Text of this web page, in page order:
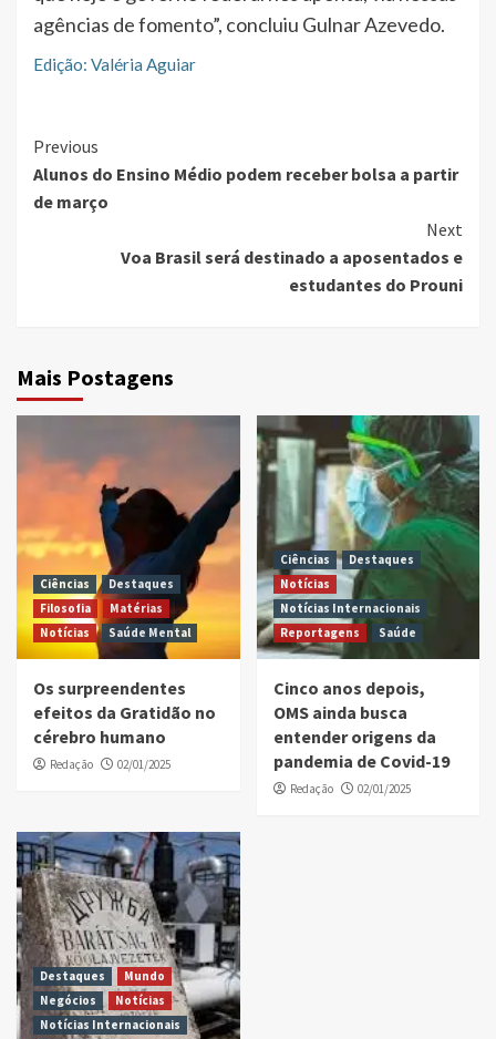
agências de fomento”, concluiu Gulnar Azevedo.
Edição: Valéria Aguiar
Continue
Reading
Previous
Alunos do Ensino Médio podem receber bolsa a partir
de março
Next
Voa Brasil será destinado a aposentados e
estudantes do Prouni
Mais Postagens
Ciências
Destaques
Filosofia
Matérias
Notícias
Saúde Mental
Os surpreendentes
efeitos da Gratidão no
cérebro humano
Redação 02/01/2025
Ciências
Destaques
Notícias
Notícias Internacionais
Reportagens
Saúde
Cinco anos depois,
OMS ainda busca
entender origens da
pandemia de Covid-19
Redação 02/01/2025
Destaques
Mundo
Negócios
Notícias
Notícias Internacionais